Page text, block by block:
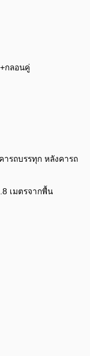
กลอนคู่
เมตรจากพื้น